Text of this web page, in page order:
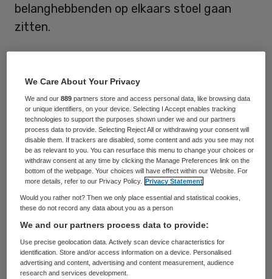
belanghebbenden op elkaars stoel gaan
zitten.
rondgang langs zorgaanbieders en
governance-deskundigen. Een punt van
aandacht is de verhouding tussen
gemeenten en zorgaanbieders. Behalve als
inkoper kan een gemeente optreden als
regisseur, budgetbewaker, uitvoerder en
kwaliteitscontroleur. Die verschillende
petten kunnen in de omgang met
zorgaanbieders tot “spannende situaties”
leiden, zegt Erik Dannenberg, voorzitter van
de vereniging van toezichthouders in de
zorg NVTZ, in het januarinummer van Skipr
We Care About Your Privacy
We and our889 partners store and access personal data, like browsing data
or unique identifiers, on your device. Selecting I Accept enables tracking
technologies to support the purposes shown under we and our partners
process data to provide. Selecting Reject All or withdrawing your consent will
disable them. If trackers are disabled, some content and ads you see may not
be as relevant to you. You can resurface this menu to change your choices or
withdraw consent at any time by clicking the Manage Preferences link on the
bottom of the webpage. Your choices will have effect within our Website. For
more details, refer to our Privacy Policy.
Privacy Statement
Would you rather not? Then we only place essential and statistical cookies,
these do not record any data about you as a person
We and our partners process data to provide:
Use precise geolocation data. Actively scan device characteristics for
identification. Store and/or access information on a device. Personalised
advertising and content, advertising and content measurement, audience
research and services development.